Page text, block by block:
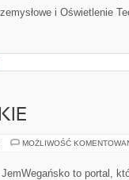
i Oświetlenie
MOŻLIWOŚĆ
JemWegańsko to portal,